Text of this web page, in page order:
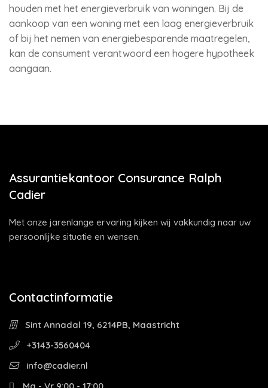
houden met het energieverbruik van woningen. Bij de
aankoop van een woning met een laag energieverbruik
of bij het nemen van energiebesparende maatregelen,
kan de consument verantwoord een hogere hypotheek
aangaan.
Assurantiekantoor Consurance Ralph
Cadier
Met onze jarenlange ervaring kijken wij vakkundig naar uw
persoonlijke situatie en wensen.
Contactinformatie
Sint Annadal 19, 6214PB, Maastricht
+3143-3560404
info@cadier.nl